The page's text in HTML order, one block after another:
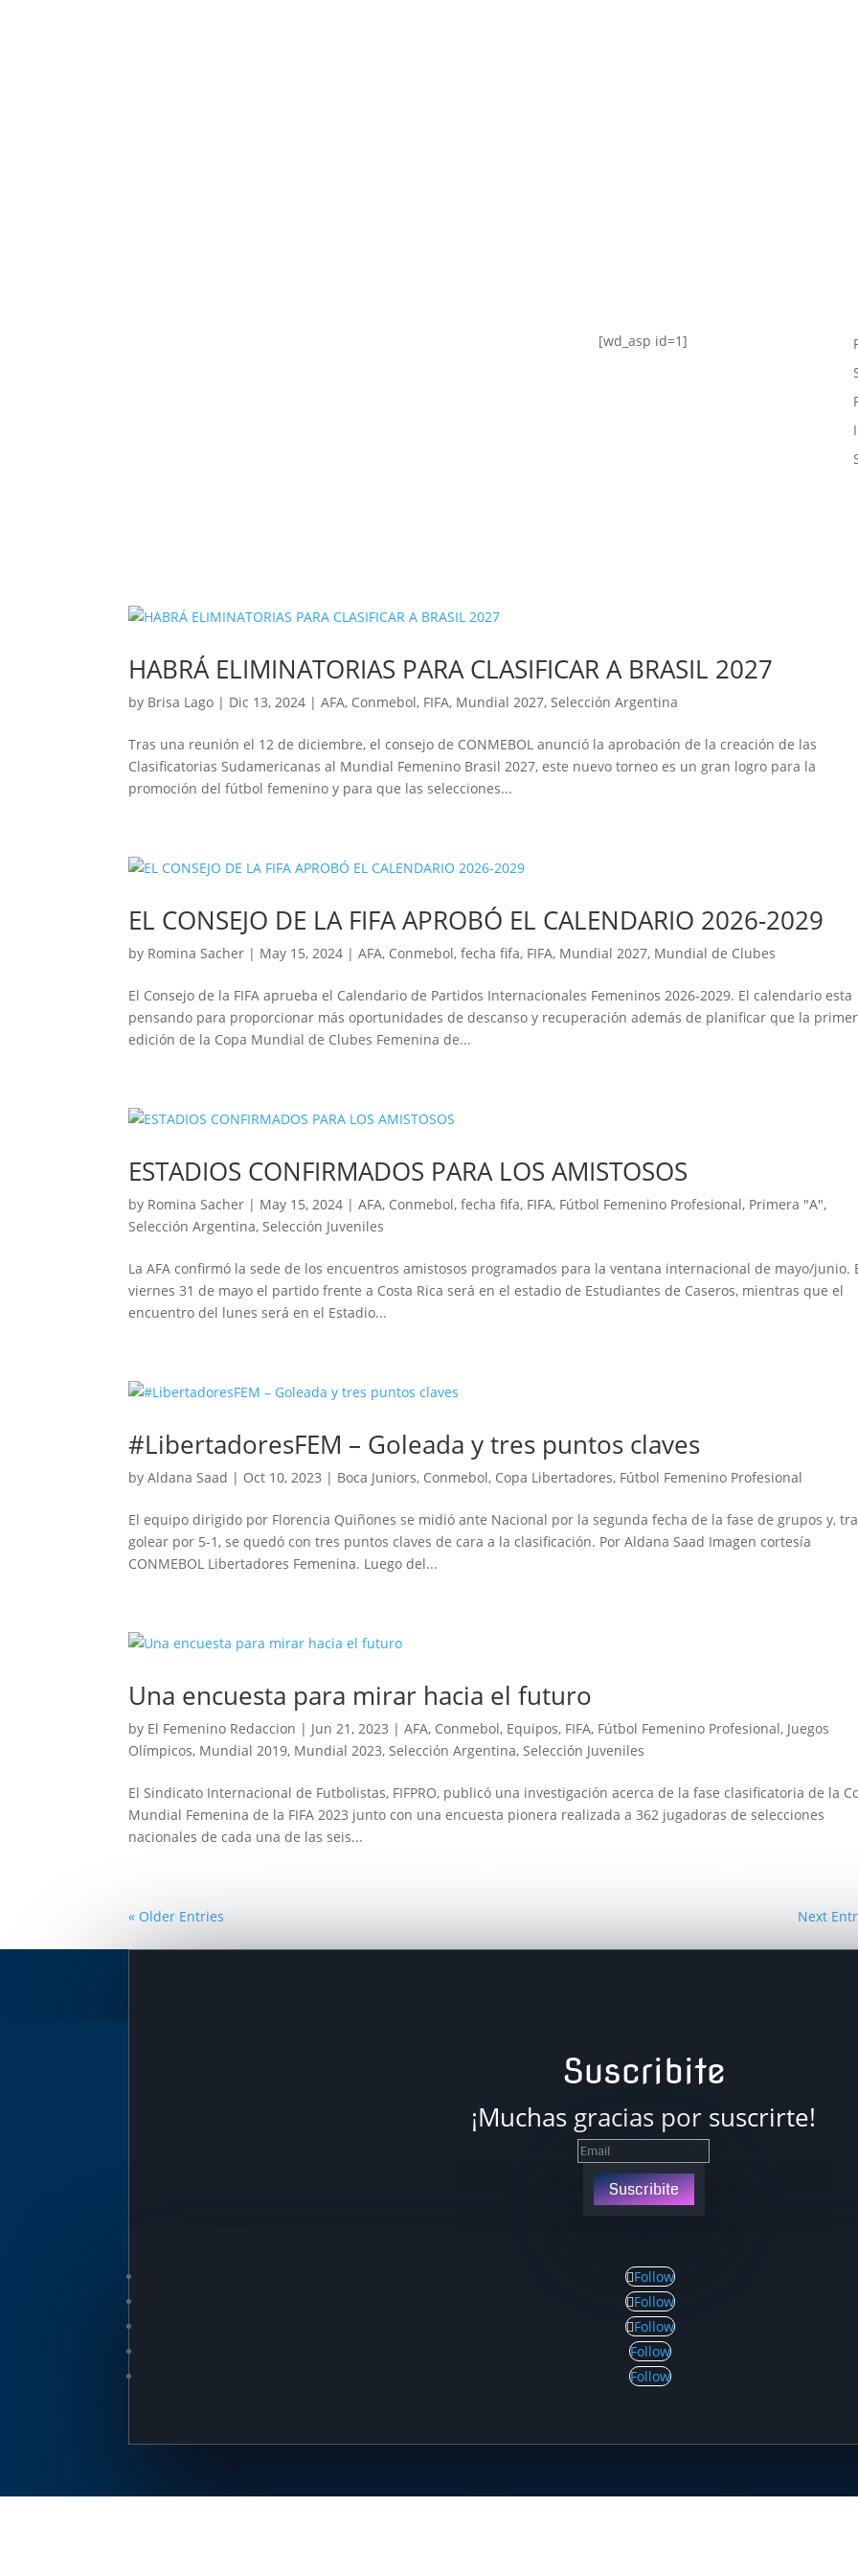
[wd_asp id=1]
HABRÁ ELIMINATORIAS PARA CLASIFICAR A BRASIL 2027
by Brisa Lago | Dic 13, 2024 |AFA, Conmebol, FIFA, Mundial 2027,Selección Argentina
Tras una reunión el 12 de diciembre, el consejo de CONMEBOL anunció la aprobación de la creación de las
Clasificatorias Sudamericanas al Mundial Femenino Brasil 2027, este nuevo torneo es un gran logro para la
promoción del fútbol femenino y para que las selecciones...
EL CONSEJO DE LA FIFA APROBÓ EL CALENDARIO 2026-2029
by Romina Sacher | May 15, 2024 |AFA, Conmebol,fecha fifa, FIFA, Mundial 2027, Mundial de Clubes
El Consejo de la FIFA aprueba el Calendario de Partidos Internacionales Femeninos 2026-2029. El calendario esta
pensando para proporcionar más oportunidades de descanso y recuperación además de planificar que la
edición de la Copa Mundial de Clubes Femenina de...
ESTADIOS CONFIRMADOS PARA LOS AMISTOSOS
by Romina Sacher | May 15, 2024 |AFA, Conmebol,fecha fifa, FIFA, Fútbol Femenino Profesional, Primera "A",
Selección Argentina,Selección Juveniles
La AFA confirmó la sede de los encuentros amistosos programados para la ventana internacional de mayo/junio.
viernes 31 de mayo el partido frente a Costa Rica será en el estadio de Estudiantes de Caseros, mientras que el
encuentro del lunes será en el Estadio...
#LibertadoresFEM – Goleada y tres puntos claves
byAldana Saad | Oct 10, 2023 | Boca Juniors, Conmebol, Copa Libertadores, Fútbol Femenino Profesional
El equipo dirigido por Florencia Quiñones se midió ante Nacional por la segunda fecha de la fase de grupos y,
golear por 5-1, se quedó con tres puntos claves de cara a la clasificación. Por Aldana Saad Imagen cortesía
CONMEBOL Libertadores Femenina. Luego del...
Una encuesta para mirar hacia el futuro
by El Femenino Redaccion | Jun 21, 2023 |AFA, Conmebol, Equipos, FIFA, Fútbol Femenino Profesional, Juegos
Olímpicos, Mundial 2019, Mundial 2023,Selección Argentina,Selección Juveniles
El Sindicato Internacional de Futbolistas, FIFPRO, publicó una investigación acerca de la fase clasificatoria de la
Mundial Femenina de la FIFA 2023 junto con una encuesta pionera realizada a 362 jugadoras de selecciones
nacionales de cada una de las seis...
« Older Entries Next
Suscribite
¡Muchas gracias por suscrirte!
Suscribite
Follow
Follow
Follow
Follow
Follow